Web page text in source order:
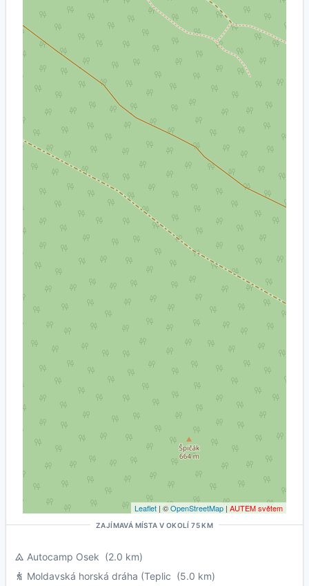
Leaflet | ©OpenStreetMap | AUTEM světem
ZAJÍMAVÁ MÍSTA V OKOLÍ 75 KM
Autocamp Osek (2.0 km)
Moldavská horská dráha (Teplic (5.0 km)